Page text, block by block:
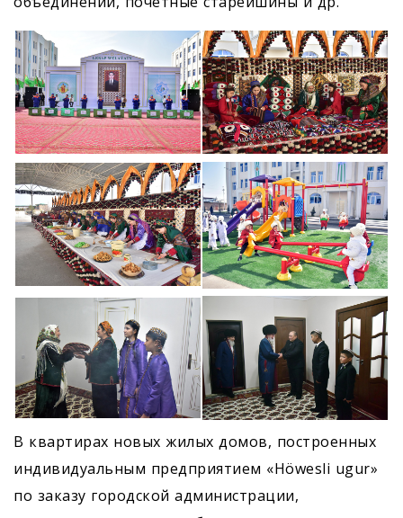
В квартирах новых жилых домов, построенных
индивидуальным предприятием «Höwesli ugur»
по заказу городской администрации,